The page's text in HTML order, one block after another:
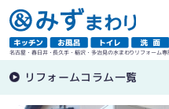
名古屋・春日井・長久手・稲沢・多治見の水まわりリフォーム専
リフォームコラム一覧